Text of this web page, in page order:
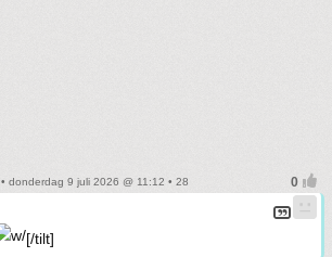
• donderdag 9 juli 2026 @ 11:12 • 28
[/tilt]